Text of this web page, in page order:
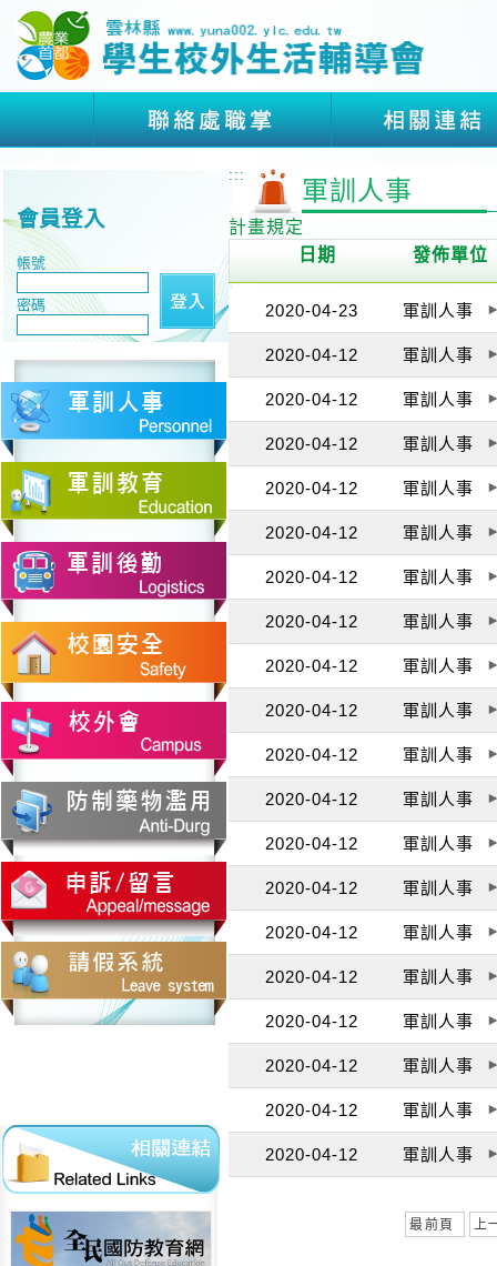
會員登入
帳號
密碼
:::
軍訓人事
計畫規定
日期
發佈單位
2020-04-23 軍訓人事
2020-04-12 軍訓人事
2020-04-12 軍訓人事
2020-04-12 軍訓人事
2020-04-12 軍訓人事
2020-04-12 軍訓人事
2020-04-12 軍訓人事
2020-04-12 軍訓人事
2020-04-12 軍訓人事
2020-04-12 軍訓人事
2020-04-12 軍訓人事
2020-04-12 軍訓人事
2020-04-12 軍訓人事
2020-04-12 軍訓人事
2020-04-12 軍訓人事
2020-04-12 軍訓人事
2020-04-12 軍訓人事
2020-04-12 軍訓人事
2020-04-12 軍訓人事
2020-04-12 軍訓人事
最前頁 上